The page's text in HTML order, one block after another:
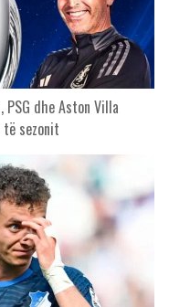
PSG dhe Aston Villa
sezonit